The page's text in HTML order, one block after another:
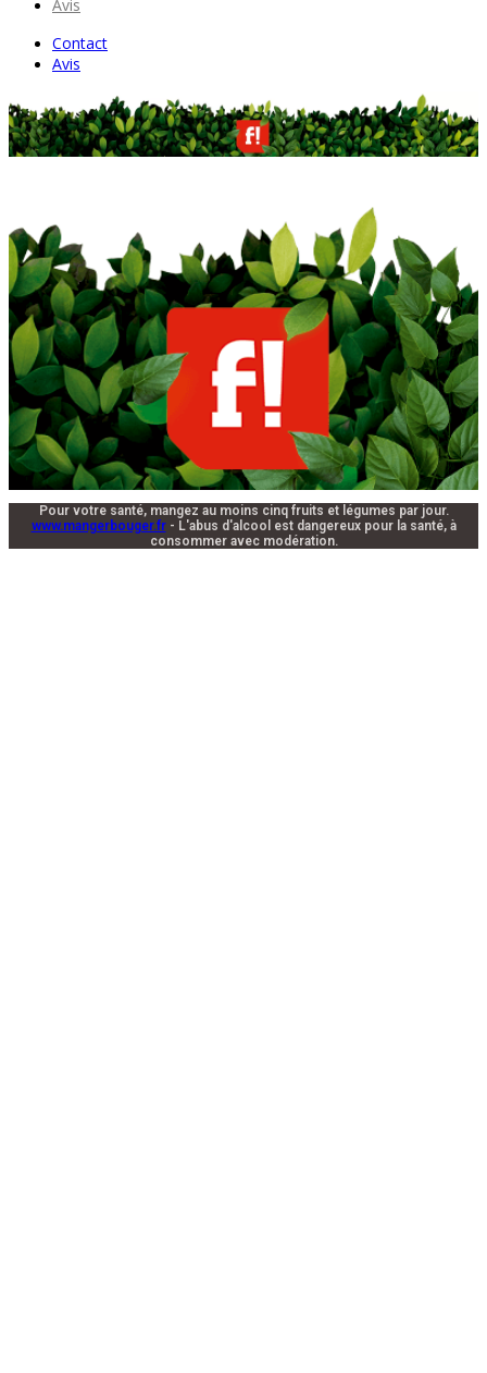
Avis
Contact
Avis
Pour votre santé, mangez au moins cinq fruits et légumes par jour.
www.mangerbouger.fr- L'abus d'alcool est dangereux pour la santé, à
consommer avec modération.